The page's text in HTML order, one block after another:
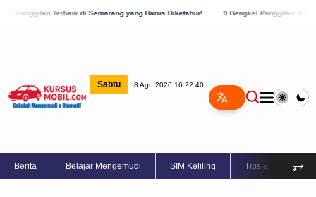
di Semarang yang Harus Diketahui! 9 Bengkel Panggilan Terbaik di
Sabtu 8 Agu 2026 16:22:41
Berita Belajar Mengemudi SIM Keliling Tips & Trik ⥅